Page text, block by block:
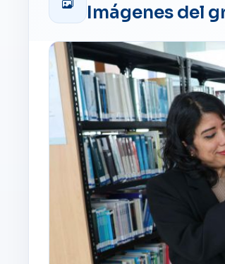
Imágenes del